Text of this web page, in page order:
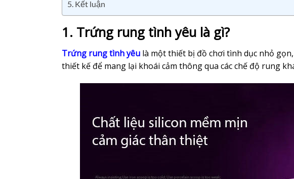
5. Kết luận
1. Trứng rung tình yêu là gì?
Trứng rung tình yêu là một thiết bị đồ chơi tình dục nhỏ
thiết kế để mang lại khoái cảm thông qua các chế độ rung